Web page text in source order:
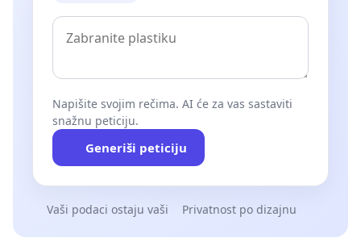
Napišite svojim rečima. AI će za vas sastaviti
snažnu peticiju.
Generiši peticiju
Vaši podaci ostaju vaši Privatnost po dizajnu